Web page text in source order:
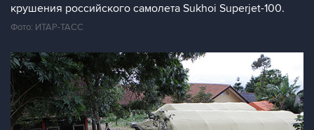
крушения российского самолета Sukhoi Superjet-100.
Фото: ИТАР-ТАСС